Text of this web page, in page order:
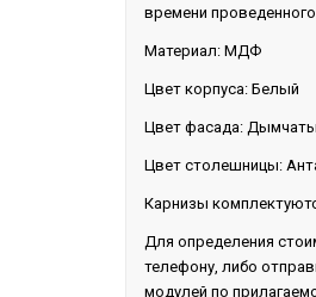
времени проведенного
Материал: МДФ
Цвет корпуса: Белый
Цвет фасада:
Цвет столешницы:
Карнизы
Для определения
телефону, либо
модулей по